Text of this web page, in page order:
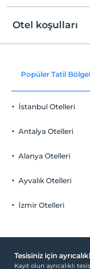
Havuz
Otel koşulları
Check/in
Check/out
En geç saat 10:00 ve
Evcil Hayvan
2 yaşına kadar
Her bir oda için 2.
Popüler Tatil
İstanbul Otelleri
Antalya Otelleri
Alanya Otelleri
Ayvalık Otelleri
İzmir Otelleri
Tesisiniz için
Kayıt olun ayrıcalıklı